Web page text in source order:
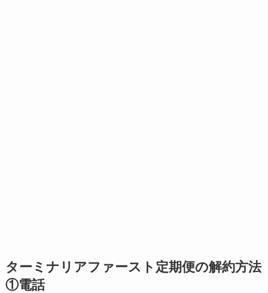
ターミナリアファースト定期便の解約方法
①電話